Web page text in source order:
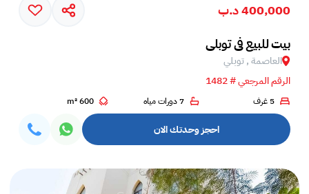
400,000 د.ب
بيت للبيع في توبلي
العاصمة , توبلي
الرقم المرجعي # 1482
5 غرف 7 دورات مياه 600 m²
احجز وحدتك الان